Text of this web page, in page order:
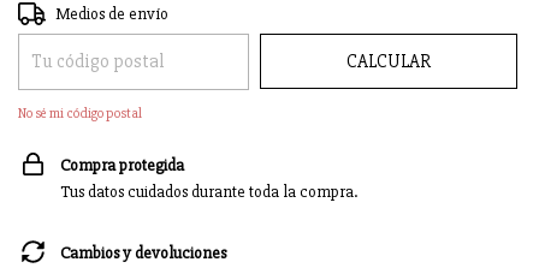
Entregas para el CP:
Medios de envío
CALCULAR
No sé mi código postal
Compra protegida
Tus datos cuidados durante toda la compra.
Cambios y devoluciones